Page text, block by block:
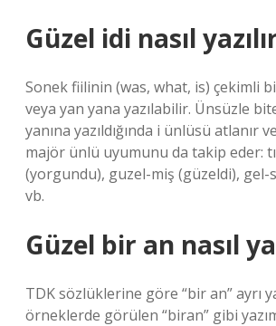
Güzel idi nasıl
Sonek fiilinin (was, what, is) çekimli
veya yan yana yazılabilir. Ünsüzle
yanına yazıldığında i ünlüsü atlanır
majör ünlü uyumunu da takip eder:
(yorgundu), guzel-miş (güzeldi), gel-
vb.
Güzel bir an nasıl
TDK sözlüklerine göre “bir an” ayrı
örneklerde görülen “biran” gibi